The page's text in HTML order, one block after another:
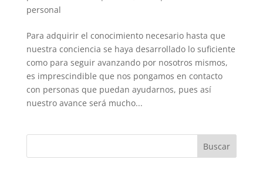
personal
Para adquirir el conocimiento necesario hasta que
nuestra conciencia se haya desarrollado lo suficiente
como para seguir avanzando por nosotros mismos,
es imprescindible que nos pongamos en contacto
con personas que puedan ayudarnos, pues así
nuestro avance será mucho...